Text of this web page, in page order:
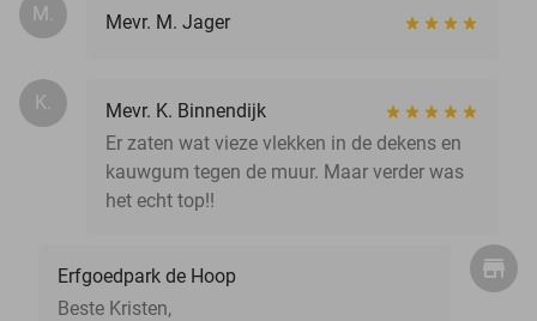
M. Mevr. M. Jager
K.
Mevr. K. Binnendijk
Er zaten wat vieze vlekken in de dekens en
kauwgum tegen de muur. Maar verder was
het echt top!!
Erfgoedpark de Hoop
Beste Kristen,